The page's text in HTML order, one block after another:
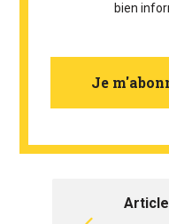
bien
Je